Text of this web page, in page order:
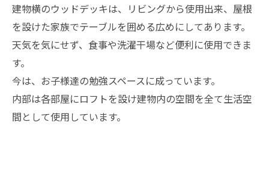
建物横のウッドデッキは、リビングから使用出来、屋根
を設けた家族でテーブルを囲める広めにしてあります。
天気を気にせず、食事や洗濯干場など便利に使用できま
す。
今は、お子様達の勉強スペースに成っています。
内部は各部屋にロフトを設け建物内の空間を全て生活空
間として使用しています。